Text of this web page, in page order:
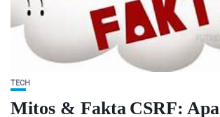
TECH
Mitos & Fakta CSRF: Apa